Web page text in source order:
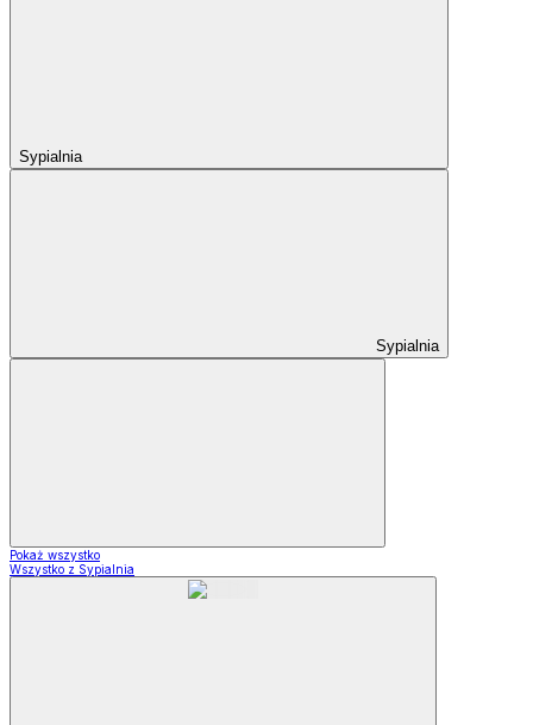
Sypialnia
Sypialnia
Pokaż wszystko
Wszystko z Sypialnia